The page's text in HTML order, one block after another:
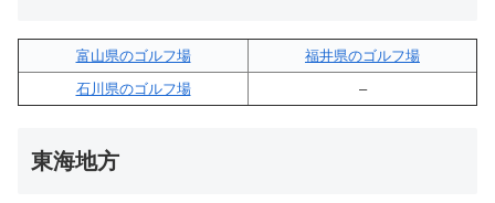
富山県のゴルフ場
福井県のゴルフ場
石川県のゴルフ場
–
東海地方